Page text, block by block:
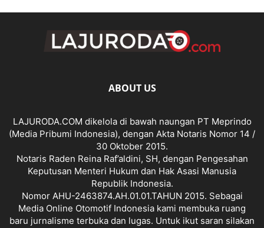
ABOUT US
LAJURODA.COM dikelola di bawah naungan PT Meprindo
(Media Pribumi Indonesia), dengan Akta Notaris Nomor 14 /
30 Oktober 2015.
Notaris Raden Reina Raf’aldini, SH, dengan Pengesahan
Keputusan Menteri Hukum dan Hak Asasi Manusia
Republik Indonesia.
Nomor AHU-2463874.AH.01.01.TAHUN 2015. Sebagai
Media Online Otomotif Indonesia kami membuka ruang
baru jurnalisme terbuka dan lugas. Untuk ikut saran silakan